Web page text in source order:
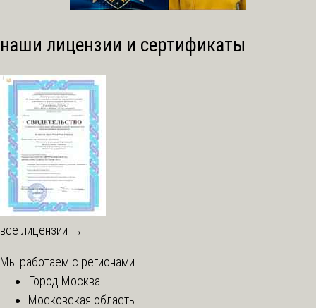
наши лицензии и сертификаты
все лицензии →
Мы работаем с регионами
Город Москва
Московская область